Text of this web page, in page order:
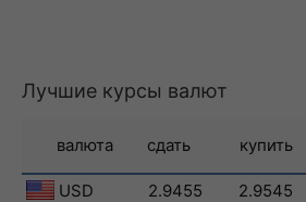
Лучшие курсы валют
валюта сдать купить
USD 2.9455 2.9545